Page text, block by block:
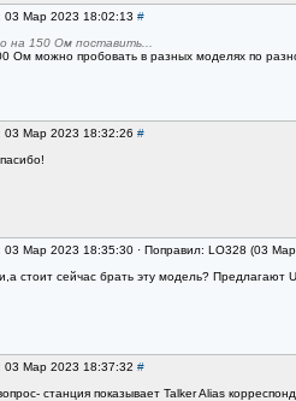
03 Мар 2023 18:02:13 #
на 150 Ом поставить...
Ом можно пробовать в разных моделях по
03 Мар 2023 18:32:26 #
03 Мар 2023 18:35:30 · Поправил: LO328 (03
стоит сейчас брать эту модель? Предлагают
03 Мар 2023 18:37:32 #
станция показывает Talker Alias